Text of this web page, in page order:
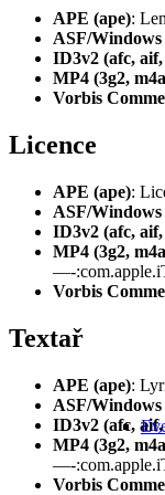
APE (ape):
ASF/
ID3v2 (afc,
MP4 (3g2,
Vorbis
Licence
APE (ape):
ASF/
ID3v2 (afc,
MP4 (3g2,
—-
Vorbis
Textař
APE (ape):
ASF/
ID3v2 (afc,
MP4 (3g2,
—-
Vorbis